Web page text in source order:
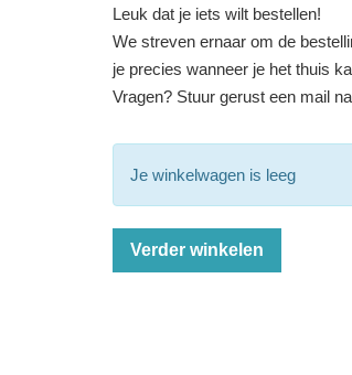
Leuk dat je iets wilt bestellen!
We streven ernaar om de
je precies wanneer je het thuis
Vragen? Stuur gerust een mail
Je winkelwagen is leeg